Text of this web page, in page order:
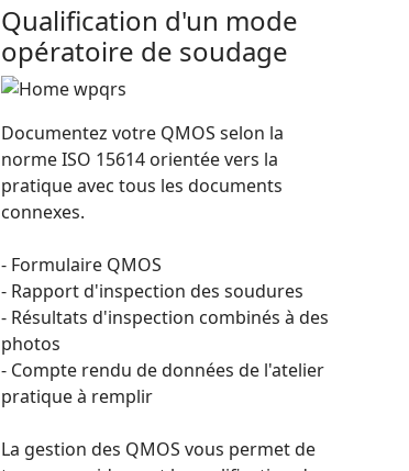
Qualification d'un mode
opératoire de soudage
Documentez votre QMOS selon la
norme ISO 15614 orientée vers la
pratique avec tous les documents
connexes.
- Formulaire QMOS
- Rapport d'inspection des soudures
- Résultats d'inspection combinés à des
photos
- Compte rendu de données de l'atelier
pratique à remplir
La gestion des QMOS vous permet de